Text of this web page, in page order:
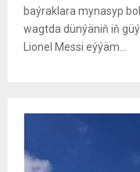
baýraklara mynasyp
wagtda dünýäniň iň
Lionel Messi eýýäm...